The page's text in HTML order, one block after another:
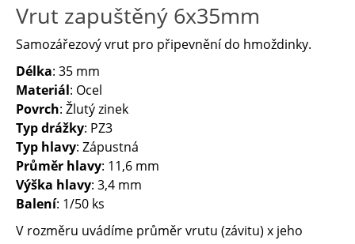
Vrut zapuštěný 6x35mm
Samozářezový vrut pro připevnění do hmoždinky.
Délka: 35 mm
Materiál: Ocel
Povrch: Žlutý zinek
Typ drážky: PZ3
Typ hlavy: Zápustná
Průměr hlavy: 11,6 mm
Výška hlavy: 3,4 mm
Balení: 1/50 ks
V rozměru uvádíme průměr vrutu (závitu) x jeho